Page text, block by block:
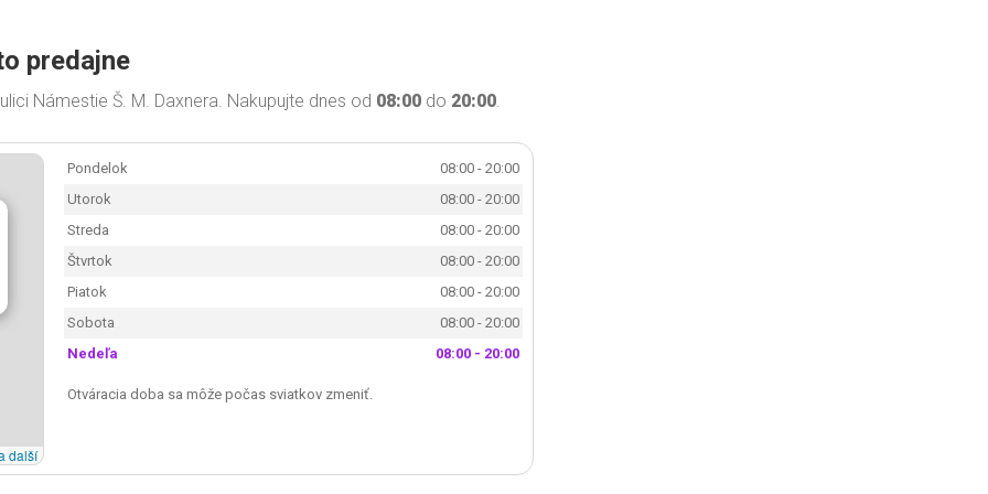
predajne
Námestie Š. M. Daxnera. Nakupujte dnes od 08:00 do 20:00.
další
Pondelok
08:00 - 20:00
Utorok
08:00 - 20:00
Streda
08:00 - 20:00
Štvrtok
08:00 - 20:00
Piatok
08:00 - 20:00
Sobota
08:00 - 20:00
Nedeľa
08:00 - 20:00
Otváracia doba sa môže počas sviatkov zmeniť.